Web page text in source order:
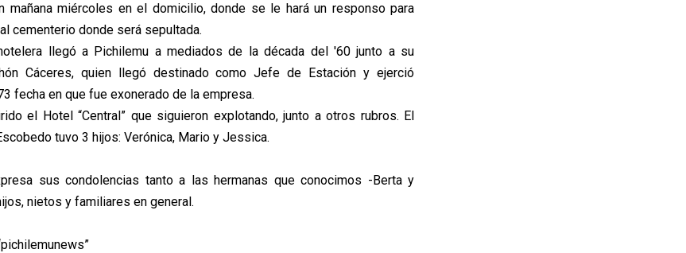
mañana miércoles en el domicilio, donde se le hará un responso para
cementerio donde será sepultada.
llegó a Pichilemu a mediados de la década del '60 junto a su
Cáceres, quien llegó destinado como Jefe de Estación y ejerció
fecha en que fue exonerado de la empresa.
el Hotel “Central” que siguieron explotando, junto a otros rubros. El
tuvo 3 hijos: Verónica, Mario y Jessica.
sus condolencias tanto a las hermanas que conocimos -Berta y
nietos y familiares en general.